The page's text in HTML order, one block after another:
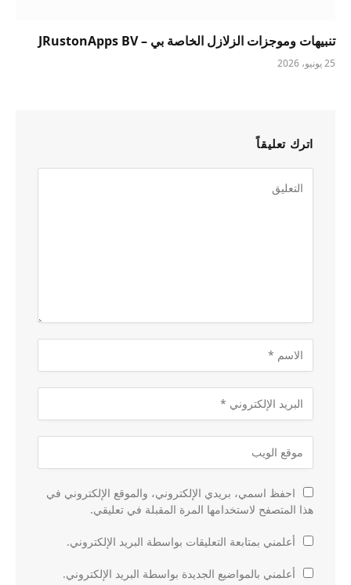
تنبيهات وموجزات الزلازل الخاصة بي – JRustonApps BV
25 يونيو، 2026
اترك تعليقاً
احفظ اسمي، بريدي الإلكتروني، والموقع الإلكتروني في
هذا المتصفح لاستخدامها المرة المقبلة في تعليقي.
أعلمني بمتابعة التعليقات بواسطة البريد الإلكتروني.
أعلمني بالمواضيع الجديدة بواسطة البريد الإلكتروني.